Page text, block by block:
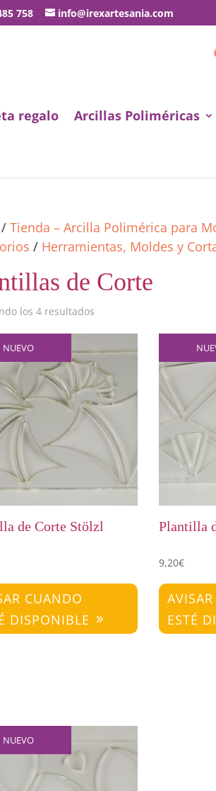
758 info@irexartesania.com
regalo Arcillas Poliméricas
/Tienda – Arcilla Polimérica para
/ Herramientas, Moldes y
de Corte
los 4 resultados
NUEVO
de Corte Stölzl
CUANDO
DISPONIBLE
Plantilla
9,20€
ESTÉ
NUEVO